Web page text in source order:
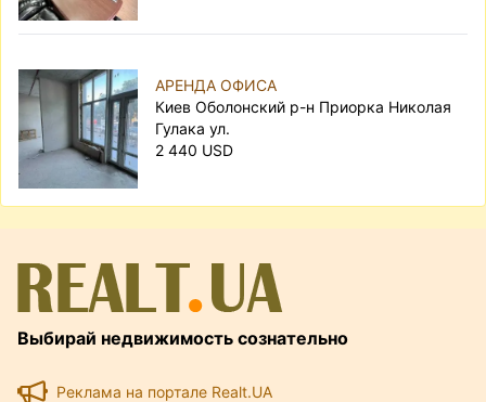
АРЕНДА ОФИСА
Киев Оболонский р-н Приорка Николая
Гулака ул.
2 440 USD
Выбирай недвижимость сознательно
Реклама на портале Realt.UA